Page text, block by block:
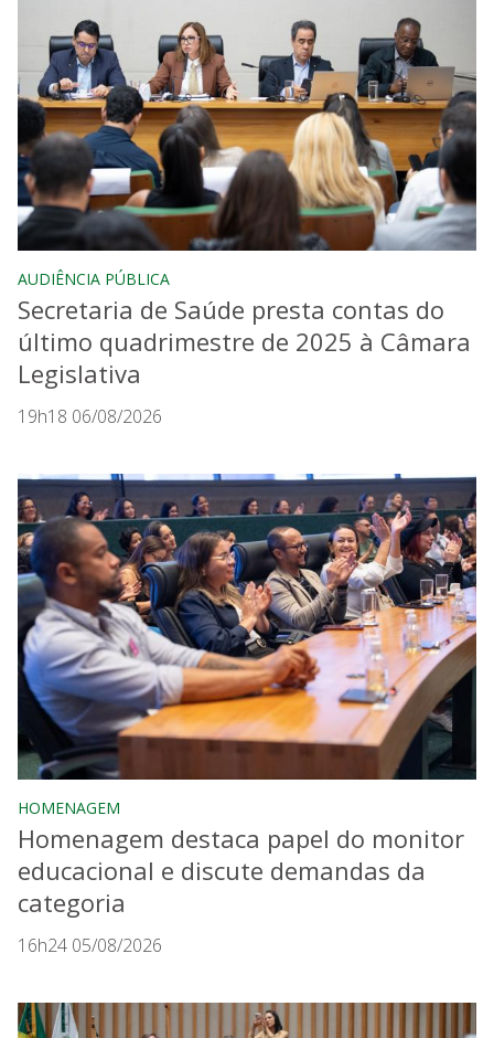
AUDIÊNCIA PÚBLICA
Secretaria de Saúde presta contas do
último quadrimestre de 2025 à Câmara
Legislativa
19h18 06/08/2026
HOMENAGEM
Homenagem destaca papel do monitor
educacional e discute demandas da
categoria
16h24 05/08/2026